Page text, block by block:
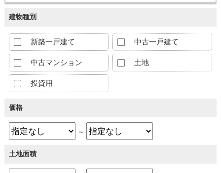
建物種別
新築一戸建て 中古一戸建て
中古マンション 土地
投資用
価格
～
土地面積